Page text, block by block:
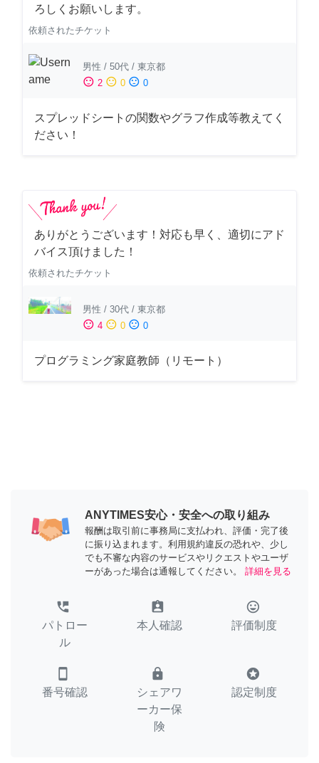
ろしくお願いします。
依頼されたチケット
男性 / 50代 / 東京都
sentiment_satisfied 2 sentiment_neutral 0 sentiment_dissatisfied 0
スプレッドシートの関数やグラフ作成等教えてく
ださい！
ありがとうございます！対応も早く、適切にアド
バイス頂けました！
依頼されたチケット
男性 / 30代 / 東京都
sentiment_satisfied 4 sentiment_neutral 0 sentiment_dissatisfied 0
プログラミング家庭教師（リモート）
ANYTIMES安心・安全への取り組み
報酬は取引前に事務局に支払われ、評価・完了後
に振り込まれます。利用規約違反の恐れや、少し
でも不審な内容のサービスやリクエストやユーザ
ーがあった場合は通報してください。
詳細を見る
perm_phone_msg
パトロー
ル
assignment_ind
本人確認
tag_faces
評価制度
smartphone
番号確認
lock
シェアワ
ーカー保
険
stars
認定制度